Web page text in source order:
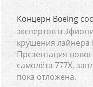
Концерн Boeing
экспертов в
крушения лайнера
Презентация
самолёта 777X,
пока отложена.